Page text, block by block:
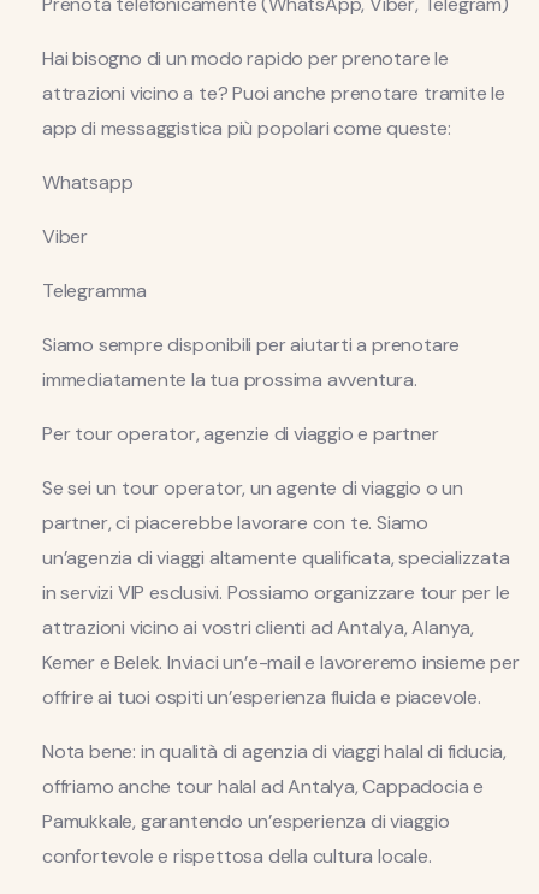
Hai bisogno di un modo rapido per prenotare le
attrazioni vicino a te? Puoi anche prenotare tramite le
app di messaggistica più popolari come queste:
Whatsapp
Viber
Telegramma
Siamo sempre disponibili per aiutarti a prenotare
immediatamente la tua prossima avventura.
Per tour operator, agenzie di viaggio e partner
Se sei un tour operator, un agente di viaggio o un
partner, ci piacerebbe lavorare con te. Siamo
un’agenzia di viaggi altamente qualificata, specializzata
in servizi VIP esclusivi. Possiamo organizzare tour per le
attrazioni vicino ai vostri clienti ad Antalya, Alanya,
Kemer e Belek. Inviaci un’e-mail e lavoreremo insieme per
offrire ai tuoi ospiti un’esperienza fluida e piacevole.
Nota bene: in qualità di agenzia di viaggi halal di fiducia,
offriamo anche tour halal ad Antalya, Cappadocia e
Pamukkale, garantendo un’esperienza di viaggio
confortevole e rispettosa della cultura locale.